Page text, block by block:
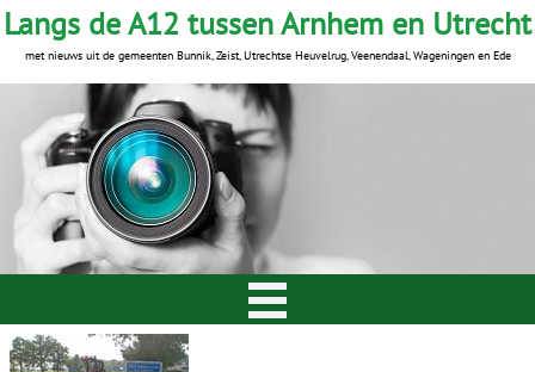
Langs de A12 tussen Arnhem en Utrecht
met nieuws uit de gemeenten Bunnik, Zeist, Utrechtse Heuvelrug, Veenendaal, Wageningen en Ede